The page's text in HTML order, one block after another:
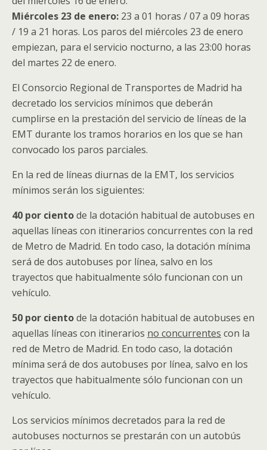
Miércoles 23 de enero: 23 a 01 horas / 07 a 09 horas
/ 19 a 21 horas. Los paros del miércoles 23 de enero
empiezan, para el servicio nocturno, a las 23:00 horas
del martes 22 de enero.
El Consorcio Regional de Transportes de Madrid ha
decretado los servicios mínimos que deberán
cumplirse en la prestación del servicio de líneas de la
EMT durante los tramos horarios en los que se han
convocado los paros parciales.
En la red de líneas diurnas de la EMT, los servicios
mínimos serán los siguientes:
40 por cientode la dotación habitual de autobuses en
aquellas líneas con itinerarios concurrentes con la red
de Metro de Madrid. En todo caso, la dotación mínima
será de dos autobuses por línea, salvo en los
trayectos que habitualmente sólo funcionan con un
vehículo.
50 por cientode la dotación habitual de autobuses en
aquellas líneas con itinerarios no concurrentes con la
red de Metro de Madrid. En todo caso, la dotación
mínima será de dos autobuses por línea, salvo en los
trayectos que habitualmente sólo funcionan con un
vehículo.
Los servicios mínimos decretados para la red de
autobuses nocturnos se prestarán con un autobús